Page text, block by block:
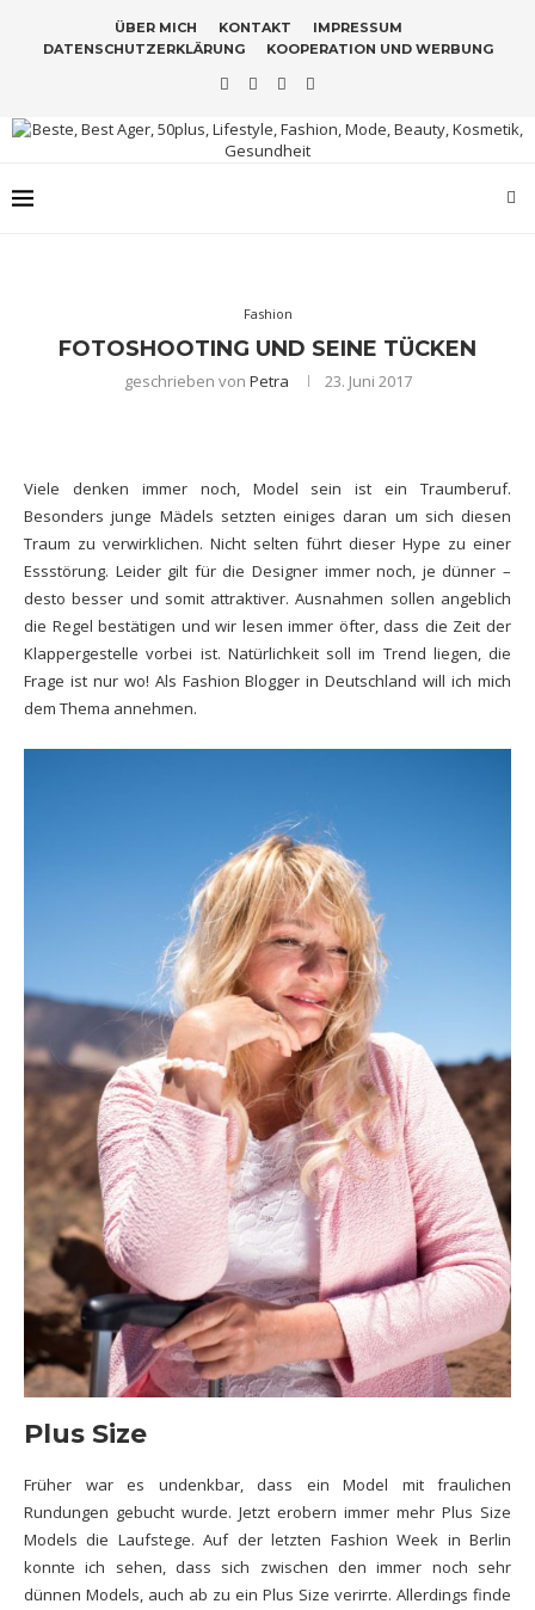
ÜBER MICH KONTAKT
IMPRESSUM
DATENSCHUTZERKLÄRUNG
KOOPERATION UND WERBUNG
Fashion
FOTOSHOOTING UND SEINE TÜCKEN
geschrieben von Petra 23. Juni 2017
Viele denken immer noch, Model sein ist ein Traumberuf.
Besonders junge Mädels setzten einiges daran um sich diesen
Traum zu verwirklichen. Nicht selten führt dieser Hype zu einer
Essstörung. Leider gilt für die Designer immer noch, je dünner –
desto besser und somit attraktiver. Ausnahmen sollen angeblich
die Regel bestätigen und wir lesen immer öfter, dass die Zeit der
Klappergestelle vorbei ist. Natürlichkeit soll im Trend liegen, die
Frage ist nur wo! Als Fashion Blogger in Deutschland will ich mich
dem Thema annehmen.
Plus Size
Früher war es undenkbar, dass ein Model mit fraulichen
Rundungen gebucht wurde. Jetzt erobern immer mehr Plus Size
Models die Laufstege. Auf der letzten Fashion Week in Berlin
konnte ich sehen, dass sich zwischen den immer noch sehr
dünnen Models, auch ab zu ein Plus Size verirrte. Allerdings finde